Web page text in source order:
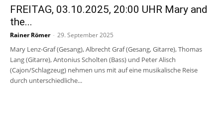
FREITAG, 03.10.2025, 20:00 UHR Mary and
the...
Rainer Römer - 29. September 2025
Mary Lenz-Graf (Gesang), Albrecht Graf (Gesang, Gitarre), Thomas
Lang (Gitarre), Antonius Scholten (Bass) und Peter Alisch
(Cajon/Schlagzeug) nehmen uns mit auf eine musikalische Reise
durch unterschiedliche...